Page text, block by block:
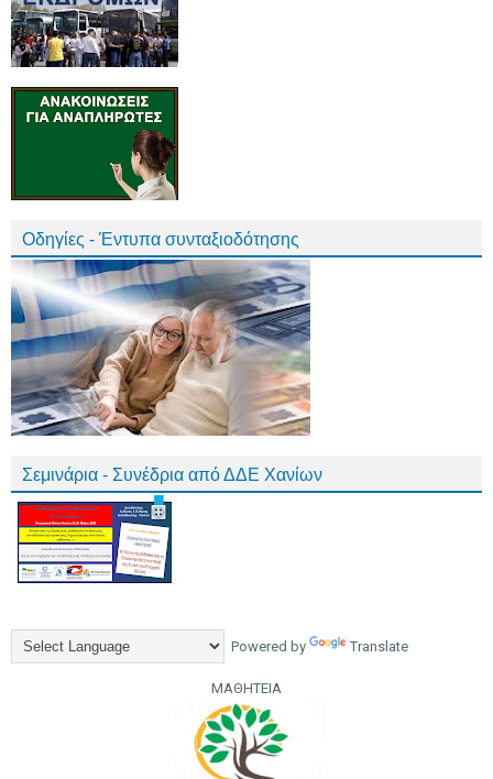
Οδηγίες - Έντυπα συνταξιοδότησης
Σεμινάρια - Συνέδρια από ΔΔΕ Χανίων
Powered by Translate
ΜΑΘΗΤΕΙΑ